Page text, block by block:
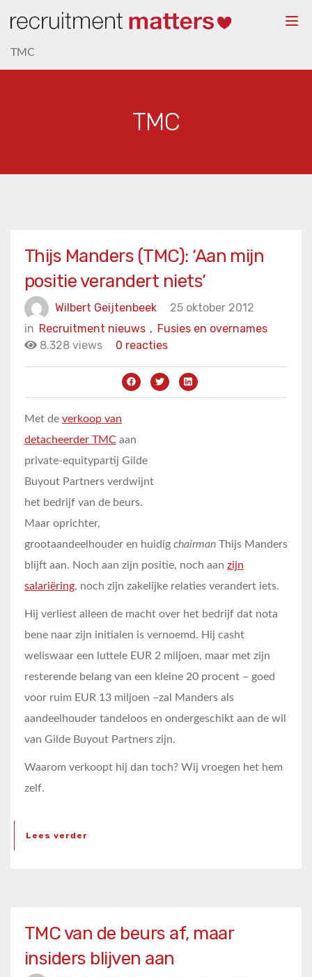
TMC
TMC
Thijs Manders (TMC): ‘Aan mijn
positie verandert niets’
Wilbert Geijtenbeek
25 oktober 2012
in
Fusies en overnames
Recruitment nieuws ,
8.328 views
0 reacties
Met de verkoop van
detacheerder TMC aan
private-equitypartij Gilde
Buyout Partners verdwijnt
het bedrijf van de beurs.
Maar oprichter,
grootaandeelhouder en huidig chairman Thijs Manders
blijft aan. Noch aan zijn positie, noch aan zijn
salariëring, noch zijn zakelijke relaties verandert iets.
Hij verliest alleen de macht over het bedrijf dat nota
bene naar zijn initialen is vernoemd. Hij casht
weliswaar een luttele EUR 2 miljoen, maar met zijn
resterende belang van een kleine 20 procent – goed
voor ruim EUR 13 miljoen –zal Manders als
aandeelhouder tandeloos en ondergeschikt aan de wil
van Gilde Buyout Partners zijn.
Waarom verkoopt hij dan toch? Wij vroegen het hem
zelf.
Lees verder
TMC van de beurs af, maar
insiders blijven aan